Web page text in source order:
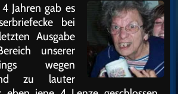
Jahren gab es
bei
Ausgabe
unserer
wegen
zu lauter